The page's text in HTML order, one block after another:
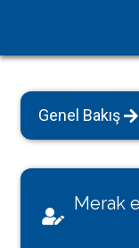
Genel Bakış
Merak